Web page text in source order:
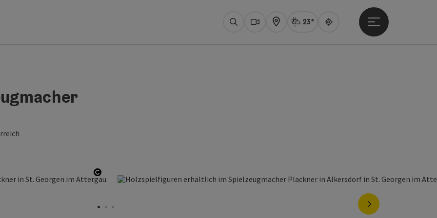
SuchenWebcams
Karte Aktuelles WetterAttersee,
23°
Guide
Hauptmenü öffnen
Copyright öffnen
nächstes Element